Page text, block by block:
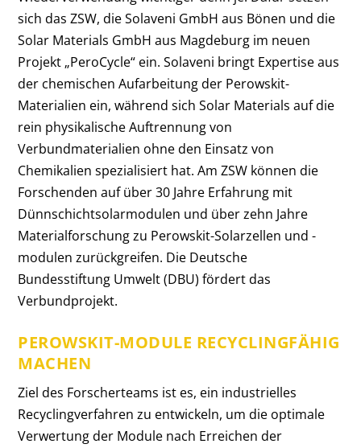
sich das ZSW, die Solaveni GmbH aus Bönen und die
Solar Materials GmbH aus Magdeburg im neuen
Projekt „PeroCycle“ ein. Solaveni bringt Expertise aus
der chemischen Aufarbeitung der Perowskit-
Materialien ein, während sich Solar Materials auf die
rein physikalische Auftrennung von
Verbundmaterialien ohne den Einsatz von
Chemikalien spezialisiert hat. Am ZSW können die
Forschenden auf über 30 Jahre Erfahrung mit
Dünnschichtsolarmodulen und über zehn Jahre
Materialforschung zu Perowskit-Solarzellen und -
modulen zurückgreifen. Die Deutsche
Bundesstiftung Umwelt (DBU) fördert das
Verbundprojekt.
PEROWSKIT-MODULE RECYCLINGFÄHIG
MACHEN
Ziel des Forscherteams ist es, ein industrielles
Recyclingverfahren zu entwickeln, um die optimale
Verwertung der Module nach Erreichen der